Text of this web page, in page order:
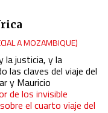
A MOZAMBIQUE)
la justicia, y la
las claves del viaje del
y Mauricio
de los invisible
el cuarto viaje del